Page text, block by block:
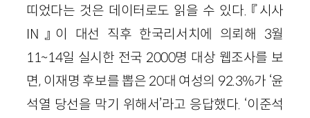
띠었다는 것은 데이터로도 읽을 수 있다. 『시사
IN』이 대선 직후 한국리서치에 의뢰해 3월
11~14일 실시한 전국 2000명 대상 웹조사를 보
면, 이재명 후보를 뽑은 20대 여성의 92.3%가 ‘윤
석열 당선을 막기 위해서’라고 응답했다. ‘이준석